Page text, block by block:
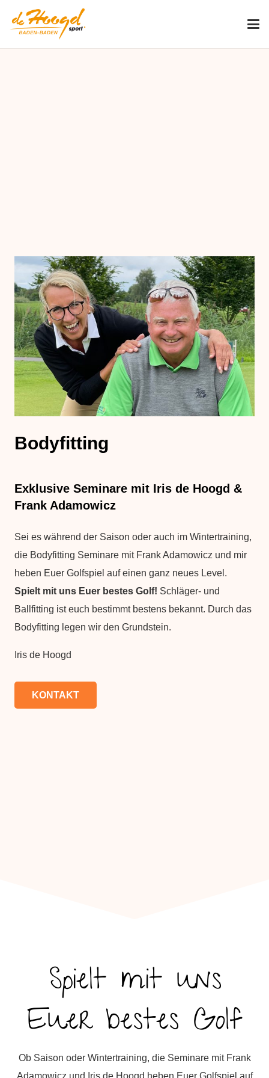
Bodyfitting
Exklusive Seminare mit Iris de Hoogd &
Frank Adamowicz
Sei es während der Saison oder auch im Wintertraining,
die Bodyfitting Seminare mit Frank Adamowicz und mir
heben Euer Golfspiel auf einen ganz neues Level.
Spielt mit uns Euer bestes Golf! Schläger- und
Ballfitting ist euch bestimmt bestens bekannt. Durch das
Bodyfitting legen wir den Grundstein.
Iris de Hoogd
KONTAKT
Spielt mit uns
Euer bestes Golf
Ob Saison oder Wintertraining, die Seminare mit Frank
Adamowicz und Iris de Hoogd heben Euer Golfspiel auf